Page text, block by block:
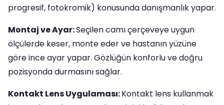
progresif, fotokromik) konusunda danışmanlık yapar.
Montaj ve Ayar:Seçilen camı çerçeveye uygun
ölçülerde keser, monte eder ve hastanın yüzüne
göre ince ayar yapar. Gözlüğün konforlu ve doğru
pozisyonda durmasını sağlar.
Kontakt Lens Uygulaması:Kontakt lens kullanmak